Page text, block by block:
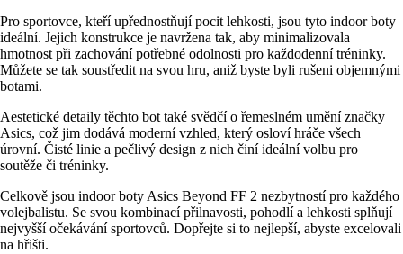
Pro sportovce, kteří upřednostňují pocit lehkosti, jsou tyto indoor boty
ideální. Jejich konstrukce je navržena tak, aby minimalizovala
hmotnost při zachování potřebné odolnosti pro každodenní tréninky.
Můžete se tak soustředit na svou hru, aniž byste byli rušeni objemnými
botami.
Aestetické detaily těchto bot také svědčí o řemeslném umění značky
Asics, což jim dodává moderní vzhled, který osloví hráče všech
úrovní. Čisté linie a pečlivý design z nich činí ideální volbu pro
soutěže či tréninky.
Celkově jsou indoor boty Asics Beyond FF 2 nezbytností pro každého
volejbalistu. Se svou kombinací přilnavosti, pohodlí a lehkosti splňují
nejvyšší očekávání sportovců. Dopřejte si to nejlepší, abyste excelovali
na hřišti.